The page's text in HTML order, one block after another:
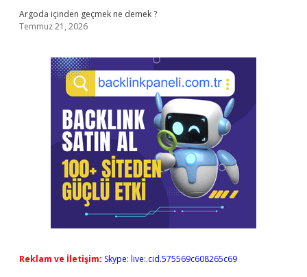
Argoda içinden geçmek ne demek ?
Temmuz 21, 2026
Reklam ve İletişim: Skype: live:.cid.575569c608265c69